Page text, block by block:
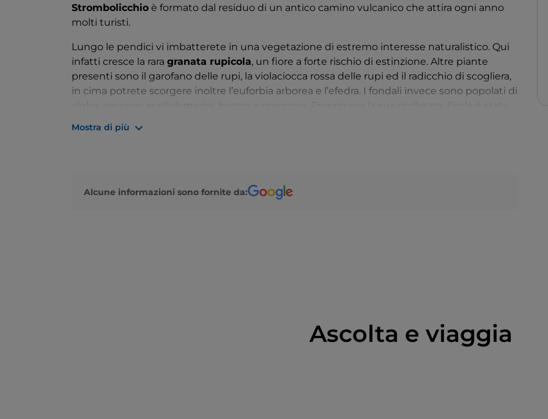
Strombolicchio è formato dal residuo di un antico camino vulcanico che attira ogni anno
molti turisti.
Lungo le pendici vi imbatterete in una vegetazione di estremo interesse naturalistico. Qui
infatti cresce la rara granata rupicola, un fiore a forte rischio di estinzione. Altre piante
presenti sono il garofano delle rupi, la violaciocca rossa delle rupi ed il radicchio di scogliera,
in cima potrete scorgere inoltre l’euforbia arborea e l’efedra. I fondali invece sono popolati di
8 metri, inaugurato nel 1938.
Mostra di più
Alcune informazioni sono fornite da:
Ascolta e viaggia